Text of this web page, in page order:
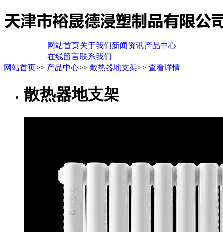
网站首页关于我们新闻资讯产品中心
在线留言联系我们
网站首页>> 产品中心>> 散热器地支架>> 查看详情
散热器地支架